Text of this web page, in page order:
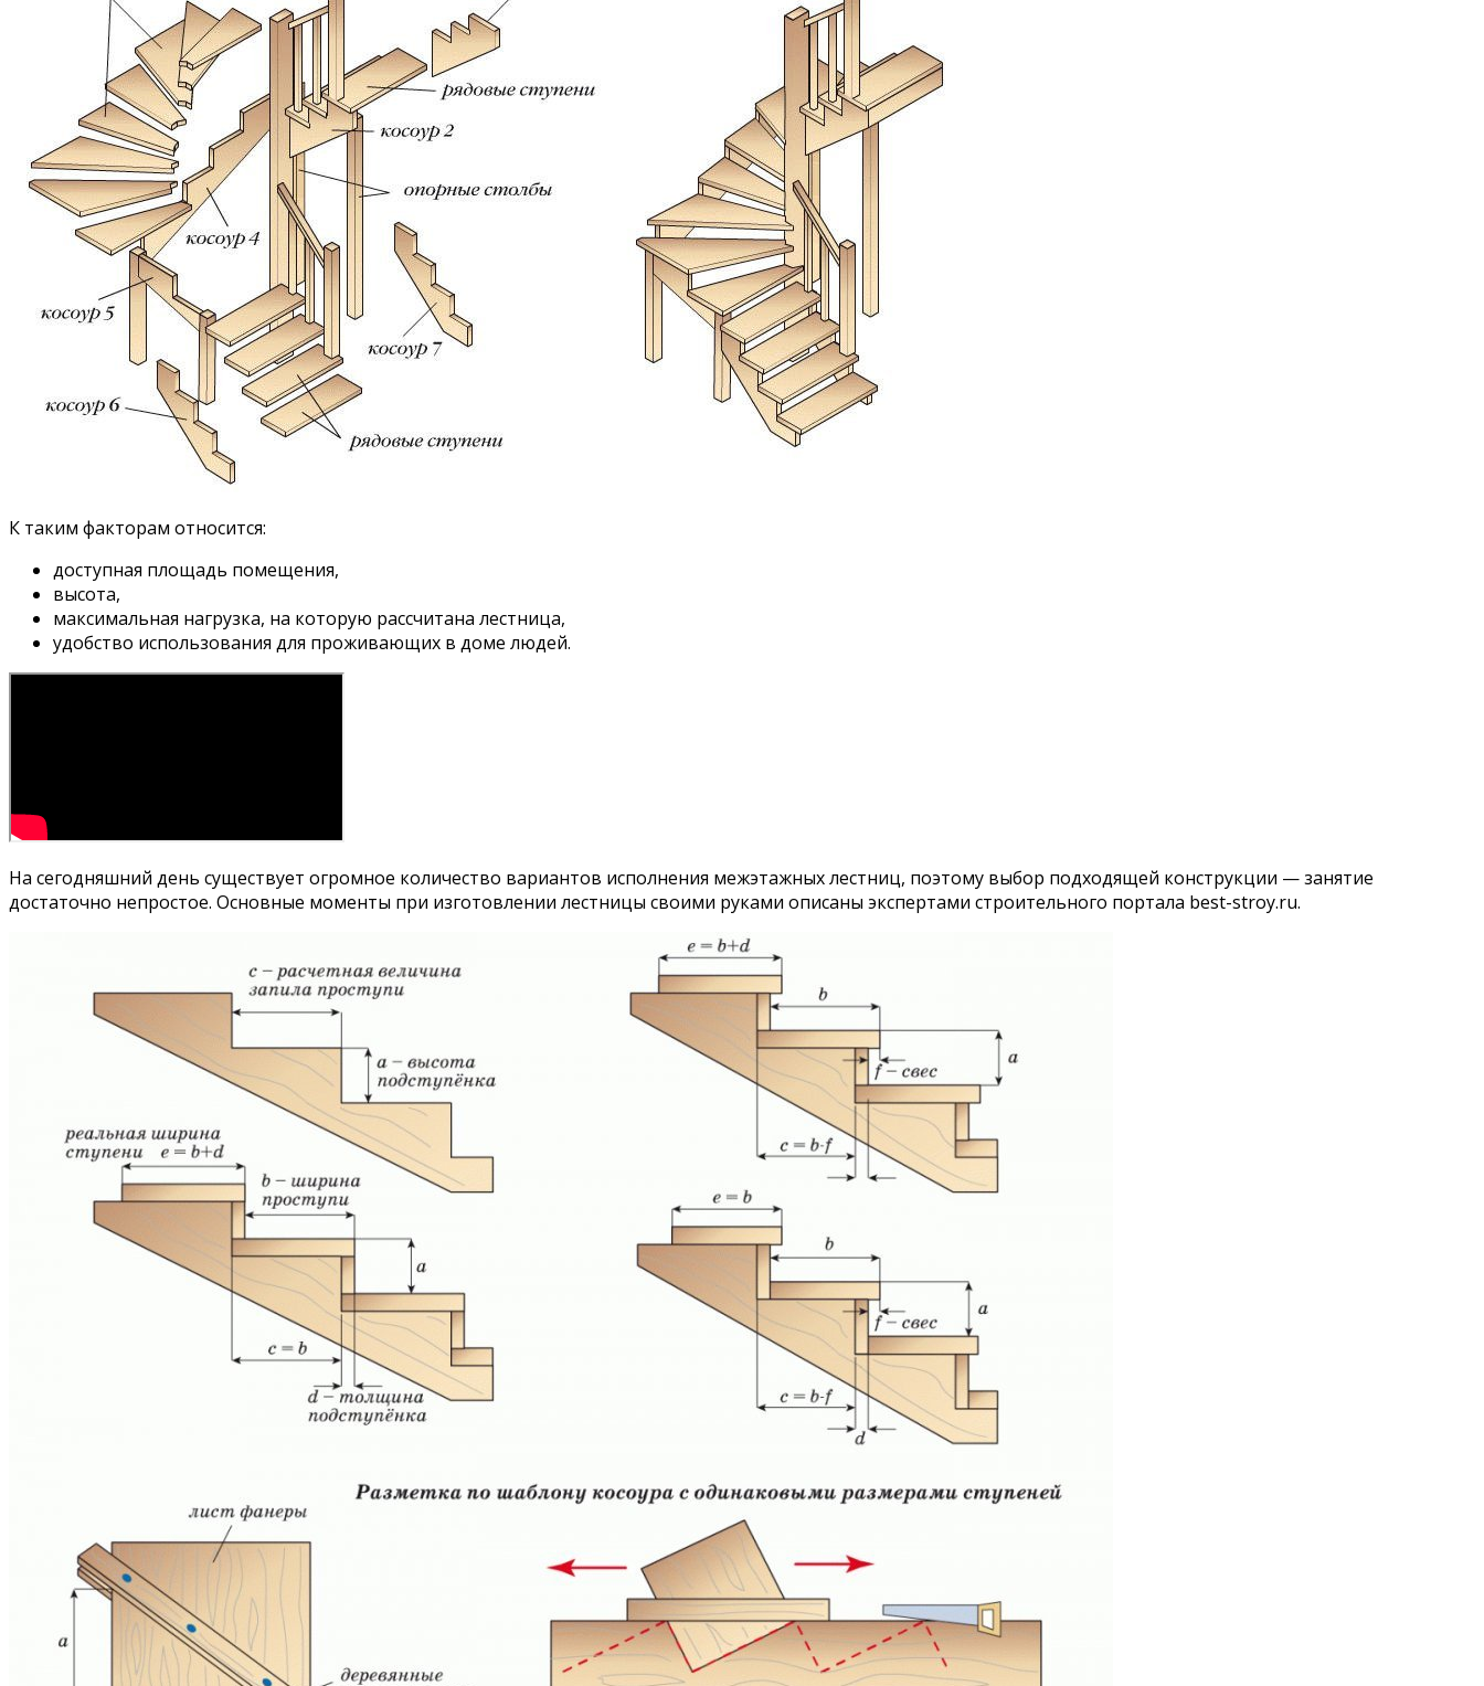
К таким факторам относится:
доступная площадь помещения,
высота,
максимальная нагрузка, на которую рассчитана лестница,
удобство использования для проживающих в доме людей.
На сегодняшний день существует огромное количество вариантов исполнения межэтажных лестниц, поэтому выбор подходящей конструкции — занятие
достаточно непростое. Основные моменты при изготовлении лестницы своими руками описаны экспертами строительного портала best-stroy.ru.